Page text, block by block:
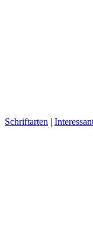
Schriftarten |